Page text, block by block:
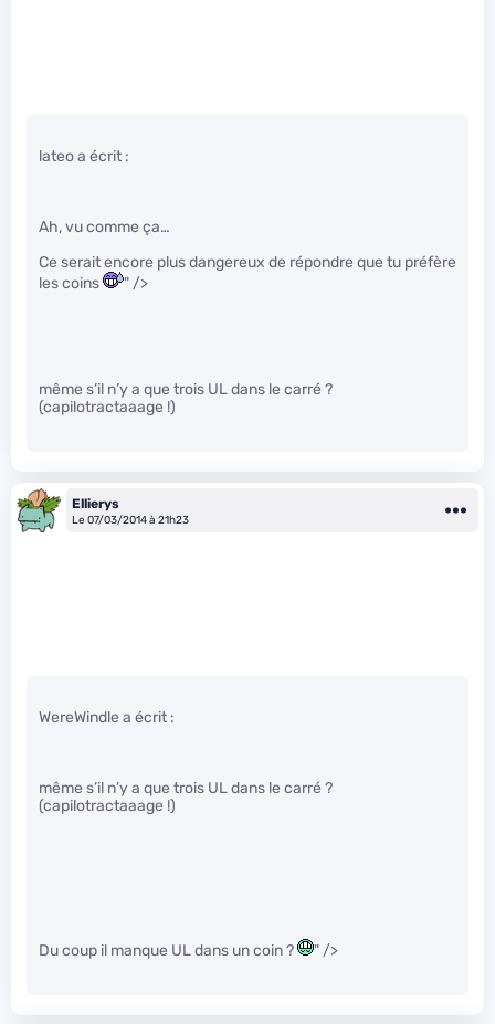
lateo a écrit :
Ah, vu comme ça…
Ce serait encore plus dangereux de répondre que tu préfère
les coins
" />
même s’il n’y a que trois UL dans le carré ?
(capilotractaaage !)
Ellierys
Le 07/03/2014 à 21h23
WereWindle a écrit :
même s’il n’y a que trois UL dans le carré ?
(capilotractaaage !)
Du coup il manque UL dans un coin ? " />